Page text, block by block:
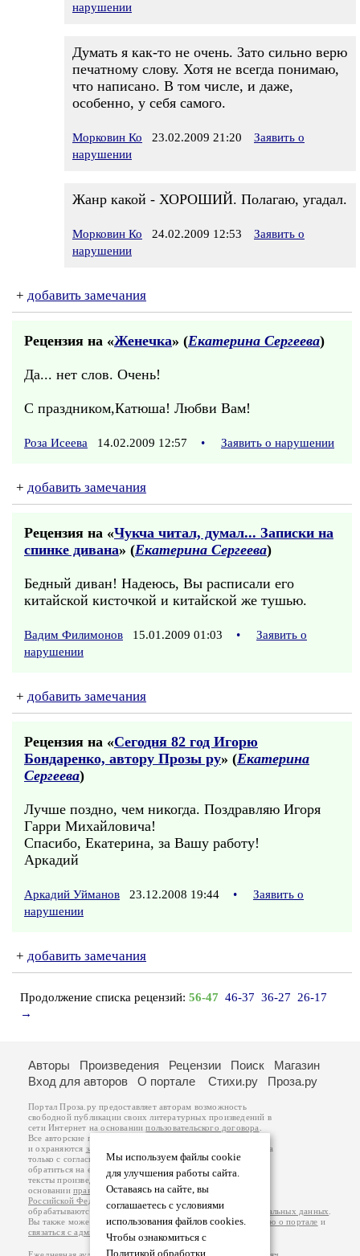
нарушении
Думать я как-то не очень. Зато сильно верю
печатному слову. Хотя не всегда понимаю,
что написано. В том числе, и даже,
особенно, у себя самого.
Морковин Ко 23.02.2009 21:20
Заявить о
нарушении
Жанр какой - ХОРОШИЙ. Полагаю, угадал.
Морковин Ко 24.02.2009 12:53
Заявить о
нарушении
+ добавить замечания
Рецензия на «Женечка» (Екатерина Сергеева)
Да... нет слов. Очень!
С праздником,Катюша! Любви Вам!
Роза Исеева 14.02.2009 12:57 • Заявить о нарушении
+ добавить замечания
Рецензия на «Чукча читал, думал... Записки на
спинке дивана» (Екатерина Сергеева)
Бедный диван! Надеюсь, Вы расписали его
китайской кисточкой и китайской же тушью.
Вадим Филимонов 15.01.2009 01:03 •
Заявить о
нарушении
+ добавить замечания
Рецензия на «Сегодня 82 год Игорю
Бондаренко, автору Прозы ру» (Екатерина
Сергеева)
Лучше поздно, чем никогда. Поздравляю Игоря
Гарри Михайловича!
Спасибо, Екатерина, за Вашу работу!
Аркадий
Аркадий Уйманов 23.12.2008 19:44 •
Заявить о
нарушении
+ добавить замечания
Продолжение списка рецензий: 56-47 46-37 36-27
26-17
→
Мы используем файлы cookie
для улучшения работы сайта.
Оставаясь на сайте, вы
соглашаетесь с условиями
использования файлов cookies.
Чтобы ознакомиться с
Политикой обработки
Авторы Произведения Рецензии Поиск
Магазин
Вход для авторов
О портале Стихи.ру Проза.ру
Портал Проза.ру предоставляет авторам возможность
свободной публикации своих литературных произведений в
сети Интернет на основаниипользовательского договора
Все авторские права на произведения принадлежат авторам
и охраняются законом
. Перепечатка произведений возможна
только с согласия его автора, к которому вы можете
обратиться на его авторской странице. Ответственность за
тексты произведений авторы несут самостоятельно на
основанииправил публикацииизаконодательства
Российской Федерации
обрабатываются на основанииПолитики обработки персональных данных
Вы также можете посмотреть более подробнуюинформацию о портале и
связаться с администрацией